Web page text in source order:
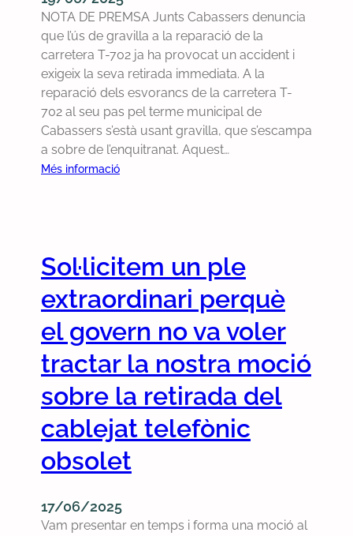
r
e
t
g
r
a
v
i
l
l
a
c
r
e
e
r
a
d
s
p
NOTA DE PREMSA Junts Cabassers denuncia
que l’ús de gravilla a la reparació de la
carretera T-702 ja ha provocat un accident i
exigeix la seva retirada immediata. A la
reparació dels esvorancs de la carretera T-
702 al seu pas pel terme municipal de
Cabassers s’està usant gravilla, que s’escampa
a sobre de l’enquitranat. Aquest…
Més informació:
s
C
a
a
s
s
e
s
e
x
g
e
Sol·licitem un ple
extraordinari perquè
el govern no va voler
tractar la nostra moció
sobre la retirada del
cablejat telefònic
obsolet
17/06/2025
Vam presentar en temps i forma una moció al